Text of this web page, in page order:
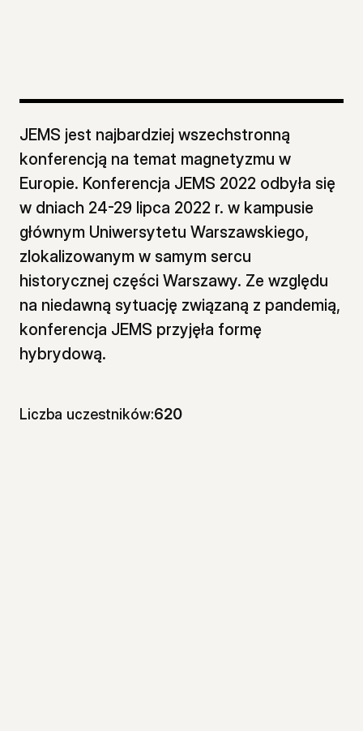
JEMS jest najbardziej wszechstronną
konferencją na temat magnetyzmu w
Europie. Konferencja JEMS 2022 odbyła się
w dniach 24-29 lipca 2022 r. w kampusie
głównym Uniwersytetu Warszawskiego,
zlokalizowanym w samym sercu
historycznej części Warszawy. Ze względu
na niedawną sytuację związaną z pandemią,
konferencja JEMS przyjęła formę
hybrydową.
Liczba uczestników:620